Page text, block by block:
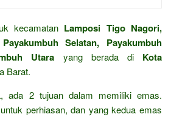
kecamatan Lamposi Tigo Nagori,
Selatan, Payakumbuh
Utara yang berada di Kota
Barat.
ada 2 tujuan dalam memiliki emas.
perhiasan, dan yang kedua emas